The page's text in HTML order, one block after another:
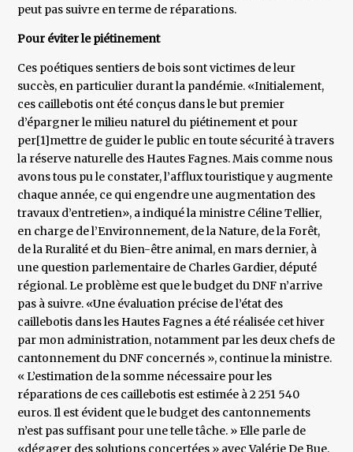
peut pas suivre en terme de réparations.
Pour éviter le piétinement
Ces poétiques sentiers de bois sont victimes de leur
succès, en particulier durant la pandémie. «Initialement,
ces caillebotis ont été conçus dans le but premier
d’épargner le milieu naturel du piétinement et pour
per[1]mettre de guider le public en toute sécurité à travers
la réserve naturelle des Hautes Fagnes. Mais comme nous
avons tous pu le constater, l’afflux touristique y augmente
chaque année, ce qui engendre une augmentation des
travaux d’entretien», a indiqué la ministre Céline Tellier,
en charge de l’Environnement, de la Nature, de la Forêt,
de la Ruralité et du Bien-être animal, en mars dernier, à
une question parlementaire de Charles Gardier, député
régional. Le problème est que le budget du DNF n’arrive
pas à suivre. «Une évaluation précise de l’état des
caillebotis dans les Hautes Fagnes a été réalisée cet hiver
par mon administration, notamment par les deux chefs de
cantonnement du DNF concernés », continue la ministre.
« L’estimation de la somme nécessaire pour les
réparations de ces caillebotis est estimée à 2 251 540
euros. Il est évident que le budget des cantonnements
n’est pas suffisant pour une telle tâche. » Elle parle de
«dégager des solutions concertées » avec Valérie De Bue,